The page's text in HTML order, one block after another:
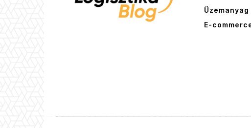
Üzemanyag
E-